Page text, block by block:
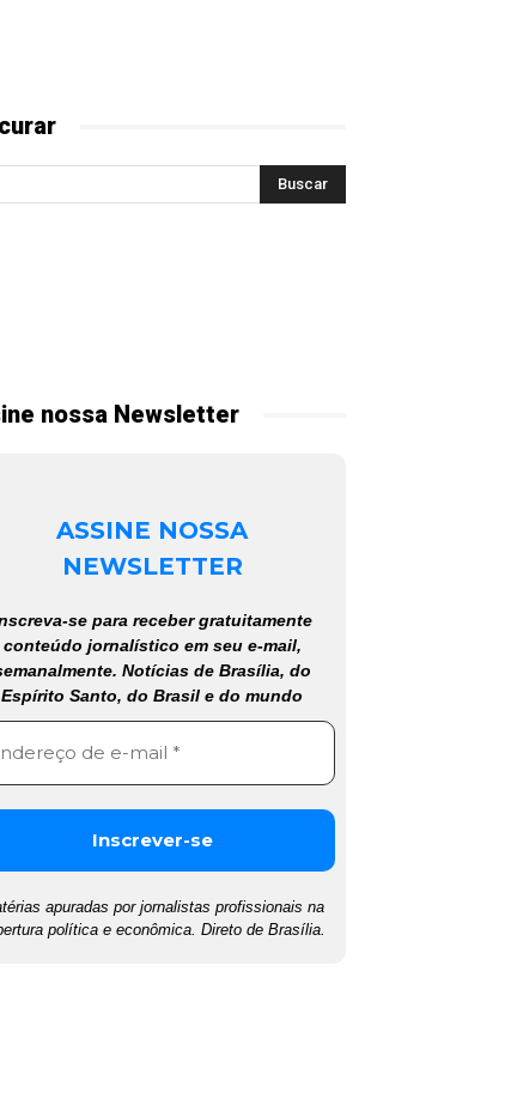
nossa Newsletter
ASSINE NOSSA
NEWSLETTER
se para receber gratuitamente
conteúdo jornalístico em seu e-mail,
Notícias de Brasília, do
Espírito Santo, do Brasil e do mundo
apuradas por jornalistas profissionais na
política e econômica. Direto de Brasília.